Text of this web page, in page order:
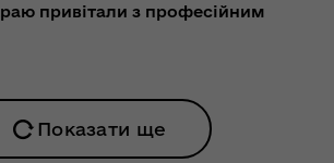
привітали з професійним
Показати ще